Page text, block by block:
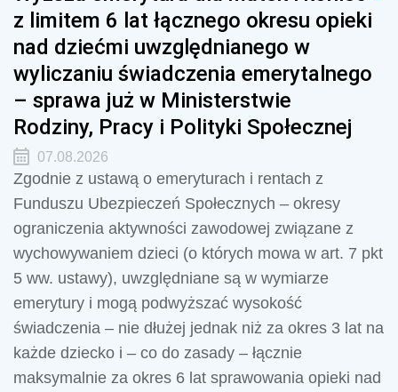
z limitem 6 lat łącznego okresu opieki
nad dziećmi uwzględnianego w
wyliczaniu świadczenia emerytalnego
– sprawa już w Ministerstwie
Rodziny, Pracy i Polityki Społecznej
07.08.2026
Zgodnie z ustawą o emeryturach i rentach z
Funduszu Ubezpieczeń Społecznych – okresy
ograniczenia aktywności zawodowej związane z
wychowywaniem dzieci (o których mowa w art. 7 pkt
5 ww. ustawy), uwzględniane są w wymiarze
emerytury i mogą podwyższać wysokość
świadczenia – nie dłużej jednak niż za okres 3 lat na
każde dziecko i – co do zasady – łącznie
maksymalnie za okres 6 lat sprawowania opieki nad